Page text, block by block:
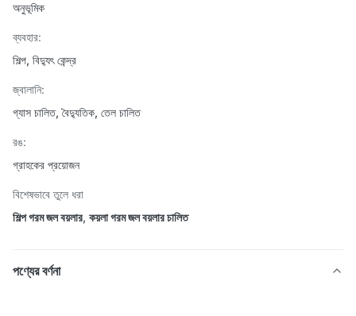
অনুভূমিক
ব্যবহার:
শিল্প, বিদ্যুৎ কেন্দ্র
জ্বালানি:
গ্যাস চালিত, বৈদ্যুতিক, তেল চালিত
রঙ:
গ্রাহকের প্রয়োজন
বিশেষভাবে তুলে ধরা
শিল্প গরম জল বয়লার, কয়লা গরম জল বয়লার চালিত
পণ্যের বর্ণনা